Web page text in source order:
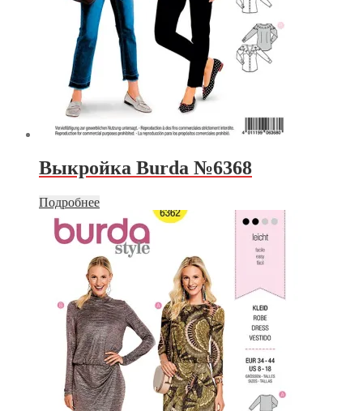
Выкройка Burda №6368
Подробнее